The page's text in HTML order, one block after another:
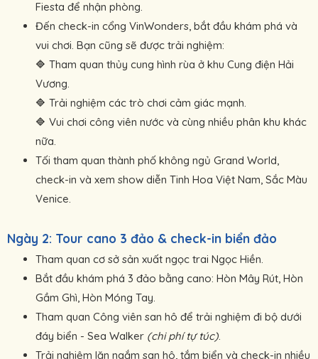
Fiesta để nhận phòng.
Đến check-in cổng VinWonders, bắt đầu khám phá và
vui chơi. Bạn cũng sẽ được trải nghiệm:
🔷 Tham quan thủy cung hình rùa ở khu Cung điện Hải
Vương.
🔷 Trải nghiệm các trò chơi cảm giác mạnh.
🔷 Vui chơi công viên nước và cùng nhiều phân khu khác
nữa.
Tối tham quan thành phố không ngủ Grand World,
check-in và xem show diễn Tinh Hoa Việt Nam, Sắc Màu
Venice.
Ngày 2: Tour cano 3 đảo & check-in biển đảo
Tham quan cơ sở sản xuất ngọc trai Ngọc Hiền.
Bắt đầu khám phá 3 đảo bằng cano: Hòn Mây Rút, Hòn
Gầm Ghì, Hòn Móng Tay.
Tham quan Công viên san hô để trải nghiệm đi bộ dưới
đáy biển - Sea Walker (chi phí tự túc).
Trải nghiệm lặn ngắm san hô, tắm biển và check-in nhiều